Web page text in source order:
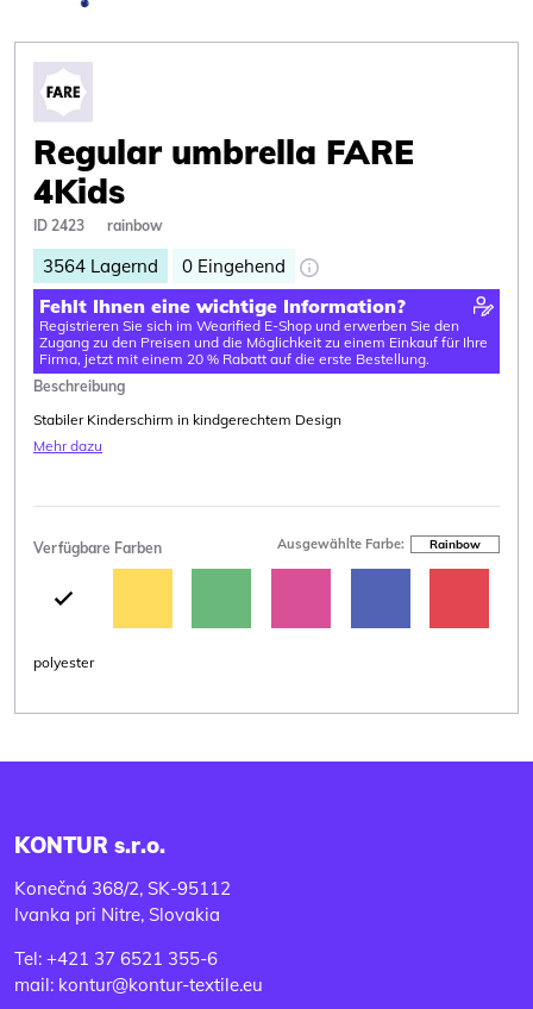
Regular umbrella FARE
4Kids
ID 2423 rainbow
3564 Lagernd 0 Eingehend
Fehlt Ihnen eine wichtige Information?
Registrieren Sie sich im Wearified E-Shop und erwerben Sie den
Zugang zu den Preisen und die Möglichkeit zu einem Einkauf für Ihre
Firma, jetzt mit einem 20 % Rabatt auf die erste Bestellung.
Beschreibung
Stabiler Kinderschirm in kindgerechtem Design
Mehr dazu
Verfügbare Farben Ausgewählte Farbe: Rainbow
polyester
KONTUR s.r.o.
Konečná 368/2, SK-95112
Ivanka pri Nitre, Slovakia
Tel: +421 37 6521 355-6
mail: kontur@kontur-textile.eu